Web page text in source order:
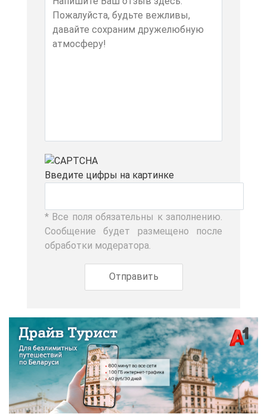
Вве­ди­те циф­ры на кар­тин­ке
* Все по­ля обя­за­тель­ны к за­пол­не­нию.
Со­об­ще­ние бу­дет раз­ме­ще­но по­сле
об­ра­бот­ки мо­де­ра­то­ра.